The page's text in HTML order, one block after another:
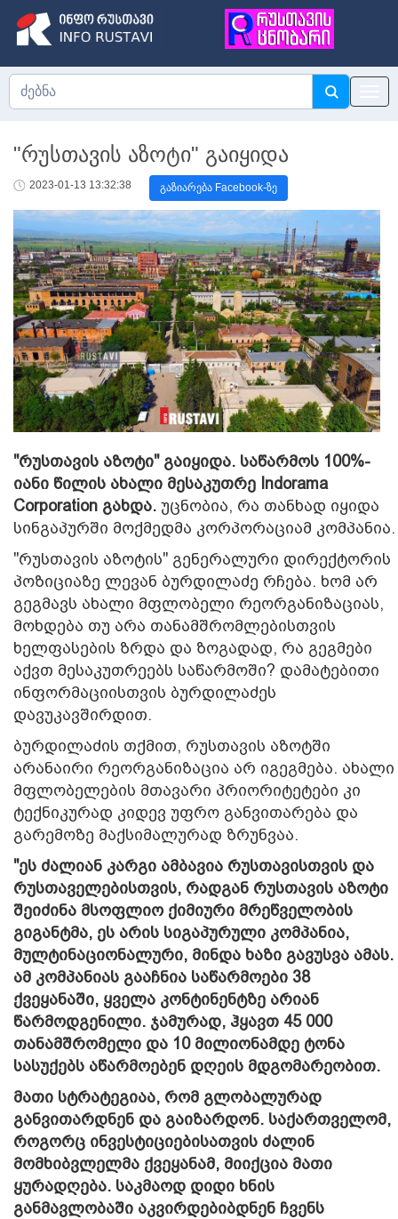
"რუსთავის აზოტი" გაიყიდა
2023-01-13 13:32:38 გაზიარება Facebook-ზე
"რუსთავის აზოტი" გაიყიდა. საწარმოს 100%-
იანი წილის ახალი მესაკუთრე Indorama
Corporation გახდა. უცნობია, რა თანხად იყიდა
სინგაპურში მოქმედმა კორპორაციამ კომპანია.
"რუსთავის აზოტის" გენერალური დირექტორის
პოზიციაზე ლევან ბურდილაძე რჩება. ხომ არ
გეგმავს ახალი მფლობელი რეორგანიზაციას,
მოხდება თუ არა თანამშრომლებისთვის
ხელფასების ზრდა და ზოგადად, რა გეგმები
აქვთ მესაკუთრეებს საწარმოში? დამატებითი
ინფორმაციისთვის ბურდილაძეს
დავუკავშირდით.
ბურდილაძის თქმით, რუსთავის აზოტში
არანაირი რეორგანიზაცია არ იგეგმება. ახალი
მფლობელების მთავარი პრიორიტეტები კი
ტექნიკურად კიდევ უფრო განვითარება და
გარემოზე მაქსიმალურად ზრუნვაა.
"ეს ძალიან კარგი ამბავია რუსთავისთვის და
რუსთაველებისთვის, რადგან რუსთავის აზოტი
შეიძინა მსოფლიო ქიმიური მრეწველობის
გიგანტმა, ეს არის სიგაპურული კომპანია,
მულტინაციონალური, მინდა ხაზი გავუსვა ამას.
ამ კომპანიას გააჩნია საწარმოები 38
ქვეყანაში, ყველა კონტინენტზე არიან
წარმოდგენილი. ჯამურად, ჰყავთ 45 000
თანამშრომელი და 10 მილიონამდე ტონა
სასუქებს აწარმოებენ დღეის მდგომარეობით.
მათი სტრატეგიაა, რომ გლობალურად
განვითარდნენ და გაიზარდონ. საქართველომ,
როგორც ინვესტიციებისათვის ძალინ
მომხიბვლელმა ქვეყანამ, მიიქცია მათი
ყურადღება. საკმაოდ დიდი ხნის
განმავლობაში აკვირდებიბდნენ ჩვენს